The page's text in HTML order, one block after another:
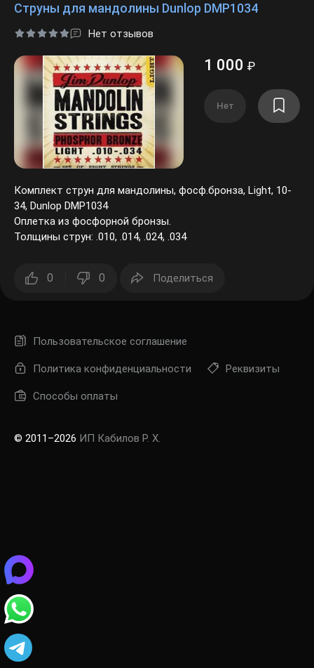
Струны для мандолины Dunlop DMP1034
Нет отзывов
1 000 ₽
Нет
Комплект струн для мандолины, фосф.бронза, Light, 10-
34, Dunlop DMP1034
Оплетка из фосфорной бронзы.
Толщины струн: .010, .014, .024, .034
0 0 Поделиться
Пользовательское соглашение
Политика конфиденциальности Реквизиты
Способы оплаты
© 2011–2026 ИП Кабилов Р. Х.